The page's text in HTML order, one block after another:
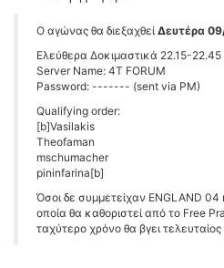
O αγώνας θα διεξαχθείΔευτέρα
Ελεύθερα Δοκιμαστικά 22.15-22.45
Server Name: 4T FORUM
Password: ------- (sent via PM)
Qualifying order:
[b]Vasilakis
Theofaman
mschumacher
pininfarina[b]
Όσοι δε συμμετείχαν ENGLAND 04
οποία θα καθοριστεί από το Free
ταχύτερο χρόνο θα βγει